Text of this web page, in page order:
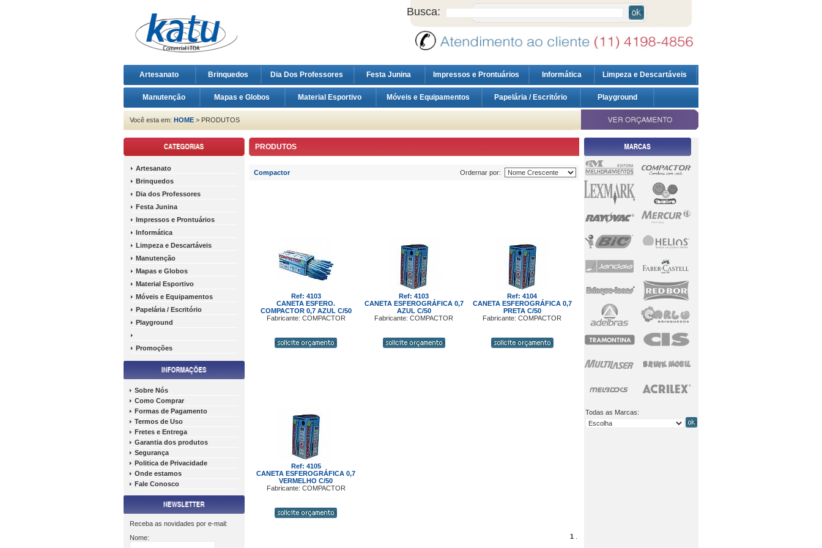
Busca:
Artesanato Brinquedos Dia Dos Professores Festa Junina Impressos e Prontuários Informática Limpeza e Descartáveis
Manutenção Mapas e Globos Material Esportivo Móveis e Equipamentos Papelária / Escritório Playground
Você esta em: HOME > PRODUTOS
Artesanato
Brinquedos
Dia dos Professores
Festa Junina
Impressos e Prontuários
Informática
Limpeza e Descartáveis
Manutenção
Mapas e Globos
Material Esportivo
Móveis e Equipamentos
Papelária / Escritório
Playground
Promoções
Sobre Nós
Como Comprar
Formas de Pagamento
Termos de Uso
Fretes e Entrega
Garantia dos produtos
Segurança
Politica de Privacidade
Onde estamos
Fale Conosco
Receba as novidades por e-mail:
Nome:
PRODUTOS
Compactor Ordernar por:
Ref: 4103
CANETA ESFERO.
COMPACTOR 0,7 AZUL C/50
Fabricante: COMPACTOR
Ref: 4103
CANETA ESFEROGRÁFICA 0,7
AZUL C/50
Fabricante: COMPACTOR
Ref: 4104
CANETA ESFEROGRÁFICA 0,7
PRETA C/50
Fabricante: COMPACTOR
Ref: 4105
CANETA ESFEROGRÁFICA 0,7
VERMELHO C/50
Fabricante: COMPACTOR
1
Todas as Marcas: